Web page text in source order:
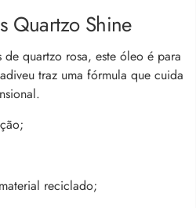
Quartzo Shine
quartzo rosa, este óleo é para
traz uma fórmula que cuida
reciclado;